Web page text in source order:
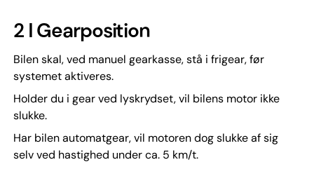
2 ǀ Gearposition
Bilen skal, ved manuel gearkasse, stå i frigear, før
systemet aktiveres.
Holder du i gear ved lyskrydset, vil bilens motor ikke
slukke.
Har bilen automatgear, vil motoren dog slukke af sig
selv ved hastighed under ca. 5 km/t.